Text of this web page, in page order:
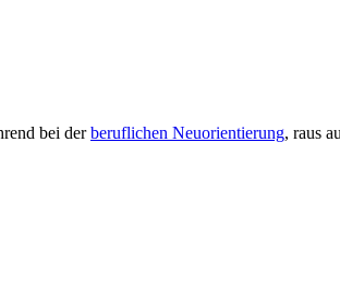
bei derberuf­lichen Neu­orientie­rung, raus